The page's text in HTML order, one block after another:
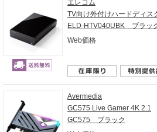
エレコム
TV向け外付けハードディス
ELD-HTV040UBK ブラッ
Web価格
Avermedia
GC575 Live Gamer 4K 2.1
GC575 ブラック